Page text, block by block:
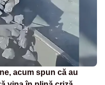
acum spun că au